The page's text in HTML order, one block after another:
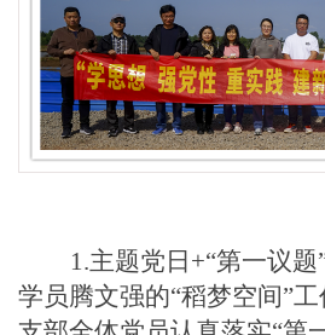
1.主题党日 +“第一议题
学员腾文强的“稻梦空间”工